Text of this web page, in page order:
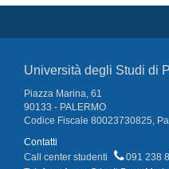
Università degli Studi di
Piazza Marina, 61
90133 - PALERMO
Codice Fiscale 80023730825,
Contatti
Call center studenti
091 238